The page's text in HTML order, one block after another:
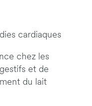
cardiaques
chez les
et de
du lait